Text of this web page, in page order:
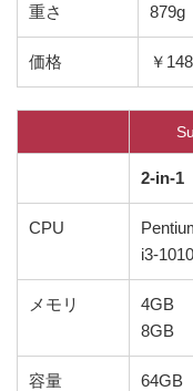
重さ 879g
価格 ￥
2-in-1
CPU
i3-
メモリ
4GB
8GB
容量
64GB